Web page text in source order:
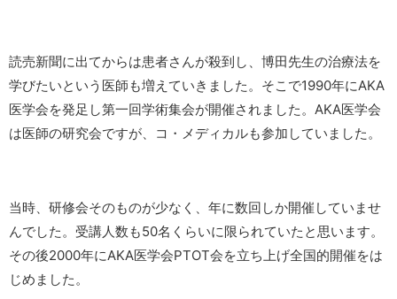
読売新聞に出てからは患者さんが殺到し、博田先生の治療法を
学びたいという医師も増えていきました。そこで1990年にAKA
医学会を発足し第一回学術集会が開催されました。AKA医学会
は医師の研究会ですが、コ・メディカルも参加していました。
当時、研修会そのものが少なく、年に数回しか開催していませ
んでした。受講人数も50名くらいに限られていたと思います。
その後2000年にAKA医学会PTOT会を立ち上げ全国的開催をは
じめました。